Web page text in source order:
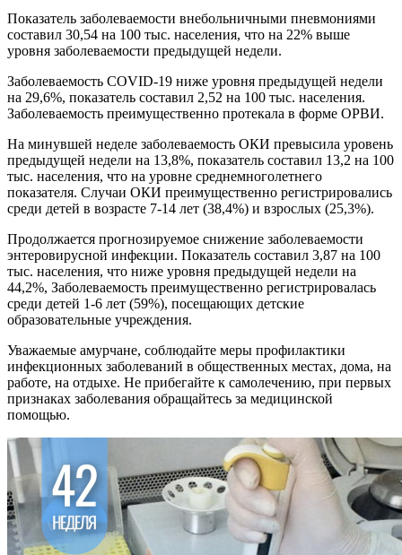
Показатель заболеваемости внебольничными пневмониями
составил 30,54 на 100 тыс. населения, что на 22% выше
уровня заболеваемости предыдущей недели.
Заболеваемость COVID-19 ниже уровня предыдущей недели
на 29,6%, показатель составил 2,52 на 100 тыс. населения.
Заболеваемость преимущественно протекала в форме ОРВИ.
На минувшей неделе заболеваемость ОКИ превысила уровень
предыдущей недели на 13,8%, показатель составил 13,2 на 100
тыс. населения, что на уровне среднемноголетнего
показателя. Случаи ОКИ преимущественно регистрировались
среди детей в возрасте 7-14 лет (38,4%) и взрослых (25,3%).
Продолжается прогнозируемое снижение заболеваемости
энтеровирусной инфекции. Показатель составил 3,87 на 100
тыс. населения, что ниже уровня предыдущей недели на
44,2%, Заболеваемость преимущественно регистрировалась
среди детей 1-6 лет (59%), посещающих детские
образовательные учреждения.
Уважаемые амурчане, соблюдайте меры профилактики
инфекционных заболеваний в общественных местах, дома, на
работе, на отдыхе. Не прибегайте к самолечению, при первых
признаках заболевания обращайтесь за медицинской
помощью.